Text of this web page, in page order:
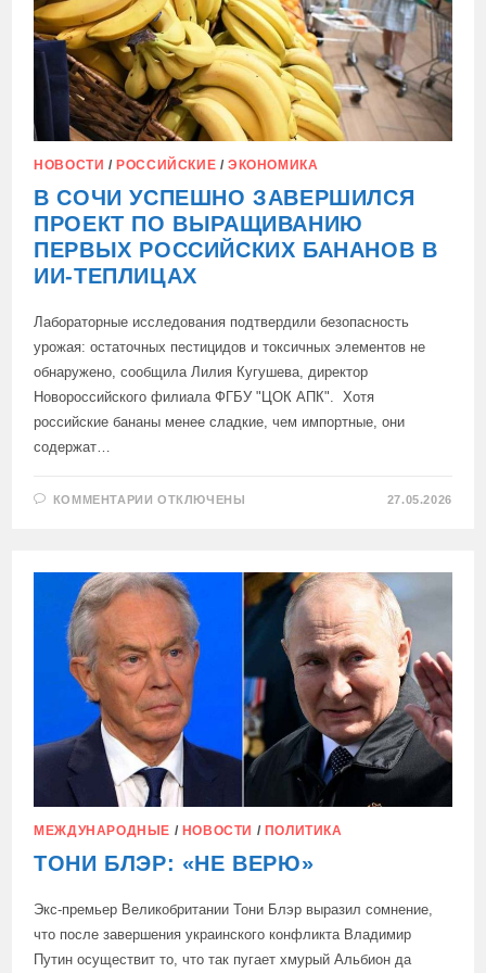
НОВОСТИ / РОССИЙСКИЕ /ЭКОНОМИКА
В СОЧИ УСПЕШНО ЗАВЕРШИЛСЯ
ПРОЕКТ ПО ВЫРАЩИВАНИЮ
ПЕРВЫХ РОССИЙСКИХ БАНАНОВ В
ИИ-ТЕПЛИЦАХ
Лабораторные исследования подтвердили безопасность
урожая: остаточных пестицидов и токсичных элементов не
обнаружено, сообщила Лилия Кугушева, директор
Новороссийского филиала ФГБУ "ЦОК АПК". Хотя
российские бананы менее сладкие, чем импортные, они
содержат…
КОММЕНТАРИИ К
ЗАВЕРШИЛСЯ
ПРОЕКТ
ПО
ВЫРАЩИВАНИЮ
ПЕРВЫХ
РОССИЙСКИХ
БАНАНОВ
В
ИИ-
ТЕПЛИЦАХ
ОТКЛЮЧЕНЫ 27.05.2026
МЕЖДУНАРОДНЫЕ / НОВОСТИ / ПОЛИТИКА
ТОНИ БЛЭР: «НЕ ВЕРЮ»
Экс-премьер Великобритании Тони Блэр выразил сомнение,
что после завершения украинского конфликта Владимир
Путин осуществит то, что так пугает хмурый Альбион да